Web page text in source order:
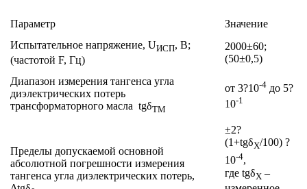
Параметр
Значение
Испытательное напряжение, UИСП, В;
(частотой F, Гц)
2000±60;
(50±0,5)
Диапазон измерения тангенса угла
диэлектрических потерь
трансформаторного масла tgδТМ
от 3?10-4 до 5?
10-1
Пределы допускаемой основной
абсолютной погрешности измерения
тангенса угла диэлектрических потерь,
±2?
(1+tgδX/100) ?
10-4,
где tgδХ –